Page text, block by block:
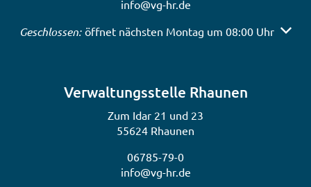
info@vg-hr.de
Klicken, um weitere Öffnungs- oder Schließzeiten
Geschlossen: öffnet nächsten Montag um 08:00 Uhr
Verwaltungsstelle Rhaunen
Zum Idar 21 und 23
55624 Rhaunen
06785-79-0
info@vg-hr.de